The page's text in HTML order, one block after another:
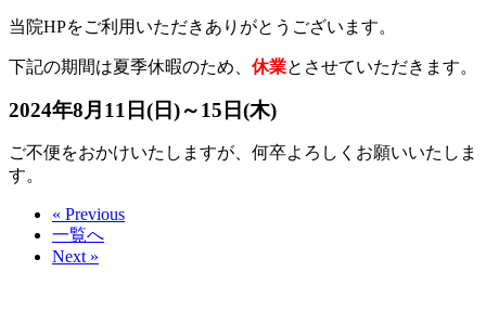
当院HPをご利用いただきありがとうございます。
下記の期間は夏季休暇のため、 休業とさせていただきます。
2024年8月11日(日)～15日(木)
ご不便をおかけいたしますが、何卒よろしくお願いいたしま
す。
« Previous
一覧へ
Next »